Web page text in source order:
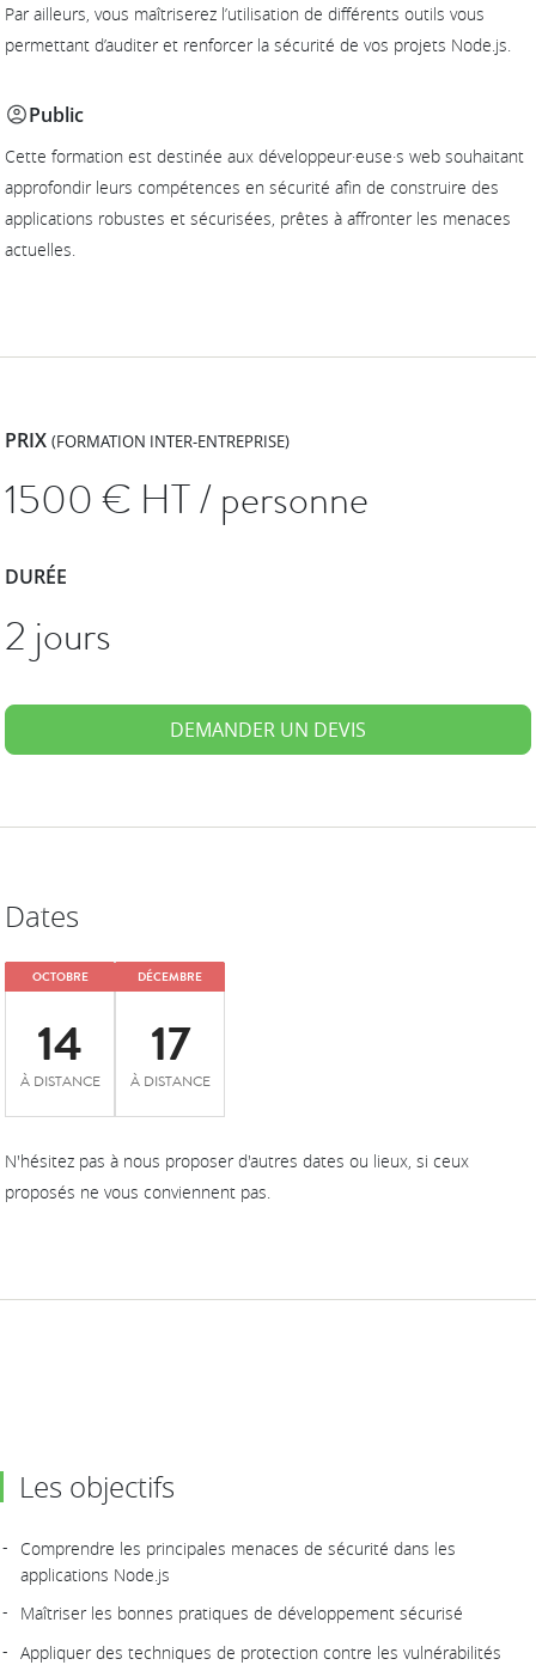
Par ailleurs, vous maîtriserez l’utilisation de différents outils vous
permettant d’auditer et renforcer la sécurité de vos projets Node.js.
Public
Cette formation est destinée aux développeur·euse·s web souhaitant
approfondir leurs compétences en sécurité afin de construire des
applications robustes et sécurisées, prêtes à affronter les menaces
actuelles.
PRIX(FORMATION INTER-ENTREPRISE)
1500€ HT / personne
DURÉE
2 jours
DEMANDER UN DEVIS
Dates
OCTOBRE
14
À DISTANCE
DÉCEMBRE
17
À DISTANCE
N'hésitez pas à nous proposer d'autres dates ou lieux, si ceux
proposés ne vous conviennent pas.
Les objectifs
Comprendre les principales menaces de sécurité dans les
applications Node.js
Maîtriser les bonnes pratiques de développement sécurisé
Appliquer des techniques de protection contre les vulnérabilités